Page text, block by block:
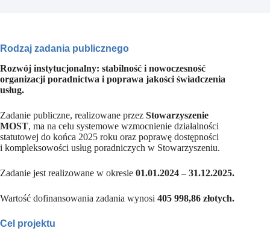
Rodzaj zadania publicznego
Rozwój instytucjonalny: stabilność i nowoczesność
organizacji poradnictwa i poprawa jakości świadczenia
usług.
Zadanie publiczne, realizowane przez Stowarzyszenie
MOST, ma na celu systemowe wzmocnienie działalności
statutowej do końca 2025 roku oraz poprawę dostępności
i kompleksowości usług poradniczych w Stowarzyszeniu.
Zadanie jest realizowane w okresie 01.01.2024 – 31.12.2025.
Wartość dofinansowania zadania wynosi 405 998,86 złotych.
Cel projektu